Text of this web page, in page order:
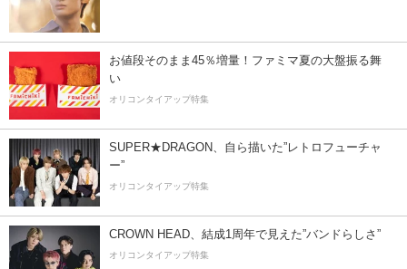
お値段そのまま45％増量！ファミマ夏の大盤振る舞
い
オリコンタイアップ特集
SUPER★DRAGON、自ら描いた”レトロフューチャ
ー”
オリコンタイアップ特集
CROWN HEAD、結成1周年で見えた”バンドらしさ”
オリコンタイアップ特集